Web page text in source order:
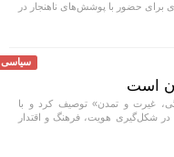
برای حضور با پوشش‌های ناهنجار در
سیاسی
است
غیرت و تمدن» توصیف کرد و با
در شکل‌گیری هویت، فرهنگ و اقتدار